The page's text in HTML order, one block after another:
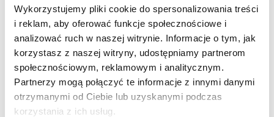
Wykorzystujemy pliki cookie do spersonalizowania treści
i reklam, aby oferować funkcje społecznościowe i
analizować ruch w naszej witrynie. Informacje o tym, jak
korzystasz z naszej witryny, udostępniamy partnerom
społecznościowym, reklamowym i analitycznym.
Partnerzy mogą połączyć te informacje z innymi danymi
otrzymanymi od Ciebie lub uzyskanymi podczas
korzystania z ich usług.
RELATED PRODUCTS